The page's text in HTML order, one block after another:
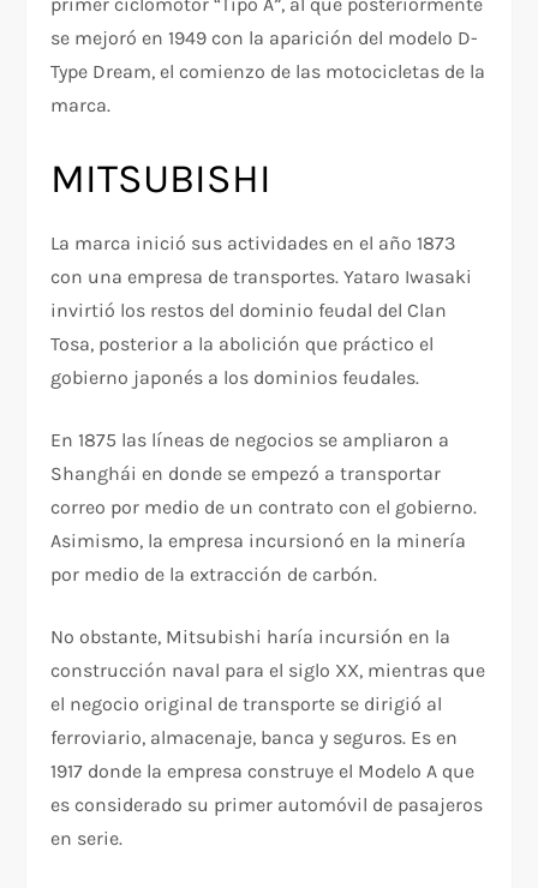
se mejoró en 1949 con la aparición del modelo D-
Type Dream, el comienzo de las motocicletas de la
marca.
MITSUBISHI
La marca inició sus actividades en el año 1873
con una empresa de transportes. Yataro Iwasaki
invirtió los restos del dominio feudal del Clan
Tosa, posterior a la abolición que práctico el
gobierno japonés a los dominios feudales.
En 1875 las líneas de negocios se ampliaron a
Shanghái en donde se empezó a transportar
correo por medio de un contrato con el gobierno.
Asimismo, la empresa incursionó en la minería
por medio de la extracción de carbón.
No obstante, Mitsubishi haría incursión en la
construcción naval para el siglo XX, mientras que
el negocio original de transporte se dirigió al
ferroviario, almacenaje, banca y seguros. Es en
1917 donde la empresa construye el Modelo A que
es considerado su primer automóvil de pasajeros
en serie.